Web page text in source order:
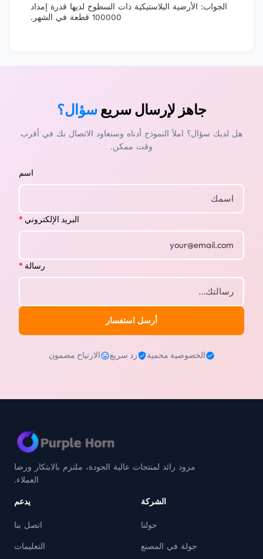
الجواب: الأرضية البلاستيكية ذات السطوح لديها قدرة إمداد
100000 قطعة في الشهر.
جاهز لإرسال سريعسؤال؟
هل لديك سؤال؟ املأ النموذج أدناه وسنعاود الاتصال بك في أقرب
وقت ممكن.
اسم
البريد الإلكتروني *
رسالة *
أرسل استفسار
الخصوصية محمية رد سريع الارتياح مضمون
مزود رائد لمنتجات عالية الجودة، ملتزم بالابتكار ورضا
العملاء.
الشركة
حولنا
جولة في المصنع
يدعم
اتصل بنا
التعليمات